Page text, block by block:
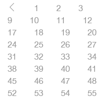
1 2 3
9
10 11 12
17
18 19 20
24
25 26 27
31
32 33 34
38
39 40 41
45
46 47 48
52
53 54 55